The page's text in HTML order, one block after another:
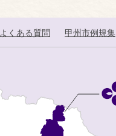
よくある質問 甲州市例規集